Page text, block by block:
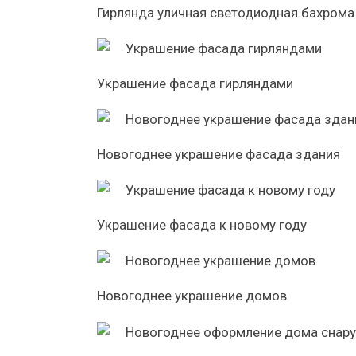
Гирлянда уличная светодиодная
Украшение фасада гирляндами
Новогоднее украшение фасада здания
Украшение фасада к новому году
Новогоднее украшение домов